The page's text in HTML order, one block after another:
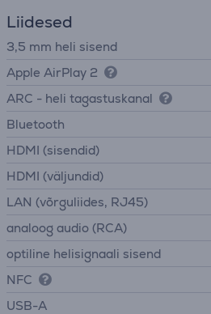
Liidesed
3,5 mm heli sisend
Apple AirPlay 2
ARC - heli tagastuskanal
Bluetooth
HDMI (sisendid)
HDMI (väljundid)
LAN (võrguliides, RJ45)
analoog audio (RCA)
optiline helisignaali sisend
NFC
USB-A